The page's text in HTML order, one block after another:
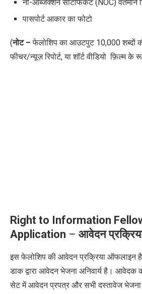
नो-ऑब्जेक्शन सर्टिफिकेट (NOC) वर्तमान
पासपोर्ट आकार का फोटो
(नोट – फेलोशिप का आउटपुट 10,000 शब्दों
फीचर/न्यूज़ रिपोर्ट, या शॉर्ट वीडियो फ़िल्म
Right to Information
Application – आवेदन
इस फेलोशिप की आवेदन प्रक्रिया ऑफलाइन
डाक द्वारा आवेदन भेजना अनिवार्य है। आवेदक
सेट में आवेदन प्रपत्र और सभीदस्तावेज